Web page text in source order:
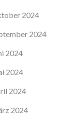
2024
2024
2024
2024
2024
2024